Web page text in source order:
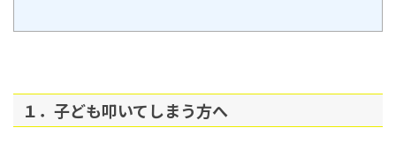
１．子ども叩いてしまう方へ